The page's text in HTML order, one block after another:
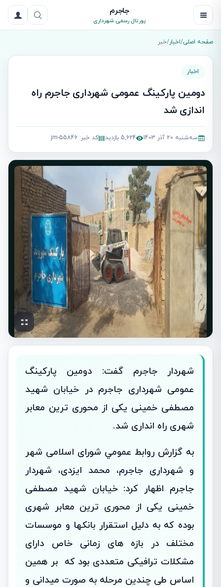
جاجرم
پورتال رسمی شهرداری
صفحه اصلی/اخبار/خبر
اخبار
دومین پارکینگ عمومی شهرداری جاجرم راه
اندازی شد
سه‌شنبه 20 آذر 1403 5,624 بازدید کد خبر: jm-55846
شهردار جاجرم گفت: دومین پارکینگ
عمومی شهرداری جاجرم در خیابان شهید
مصطفی خمینی یکی از محوری ترین معابر
شهری راه انداری شد.
به گزارش روابط عمومي شورای اسلامی شهر
و شهرداری جاجرم، محمد ایزدی، شهردار
جاجرم اظهار کرد: خیابان شهید مصطفی
خمینی یکی از محوری ترین معابر شهری
بوده که به دلیل استقرار بانکها و موسسات
مختلف در بازه های زمانی خاص دارای
مشکلات ترافیکی متعددی بود که بر همین
اساس طی چندین مرحله به صورت میدانی و